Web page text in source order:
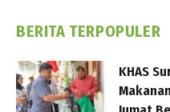
BERITA TERPOPULER
KHAS